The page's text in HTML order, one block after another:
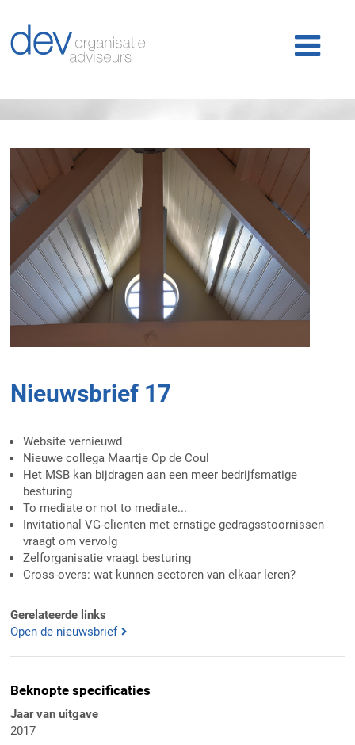
Nieuwsbrief 17
Website vernieuwd
Nieuwe collega Maartje Op de Coul
Het MSB kan bijdragen aan een meer bedrijfsmatige
besturing
To mediate or not to mediate...
Invitational VG-clïenten met ernstige gedragsstoornissen
vraagt om vervolg
Zelforganisatie vraagt besturing
Cross-overs: wat kunnen sectoren van elkaar leren?
Gerelateerde links
Open de nieuwsbrief
Beknopte specificaties
Jaar van uitgave
2017
Home
Ons team
Publicaties
Nieuws
Klantlogin
Contact